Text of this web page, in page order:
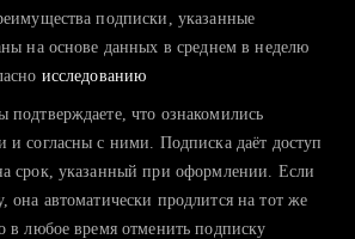
времени на поиск и вручную поднимаете
себя с конкурентами и оценить шансы
подписки, указанные
на основе данных в среднем в неделю
исследованию
подтверждаете, что ознакомились
и согласны с ними. Подписка даёт доступ
срок, указанный при оформлении. Если
она автоматически продлится на тот же
в любое время отменить подписку